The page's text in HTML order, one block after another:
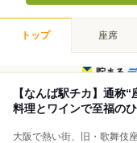
トップ 座席
貯まるデ
【なんば駅チカ】通称
料理とワインで至福の
大阪で熱い街、旧・歌舞伎